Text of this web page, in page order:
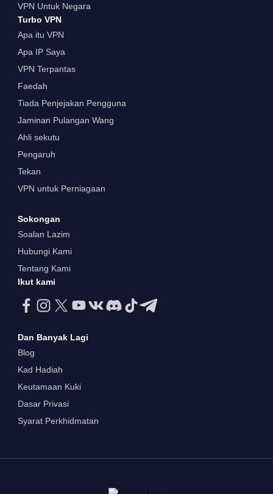
VPN Untuk Negara
Turbo VPN
Apa itu VPN
Apa IP Saya
VPN Terpantas
Faedah
Tiada Penjejakan Pengguna
Jaminan Pulangan Wang
Ahli sekutu
Pengaruh
Tekan
VPN untuk Perniagaan
Sokongan
Soalan Lazim
Hubungi Kami
Tentang Kami
Ikut kami
Dan Banyak Lagi
Blog
Kad Hadiah
Keutamaan Kuki
Dasar Privasi
Syarat Perkhidmatan